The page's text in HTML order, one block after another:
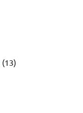
(13)